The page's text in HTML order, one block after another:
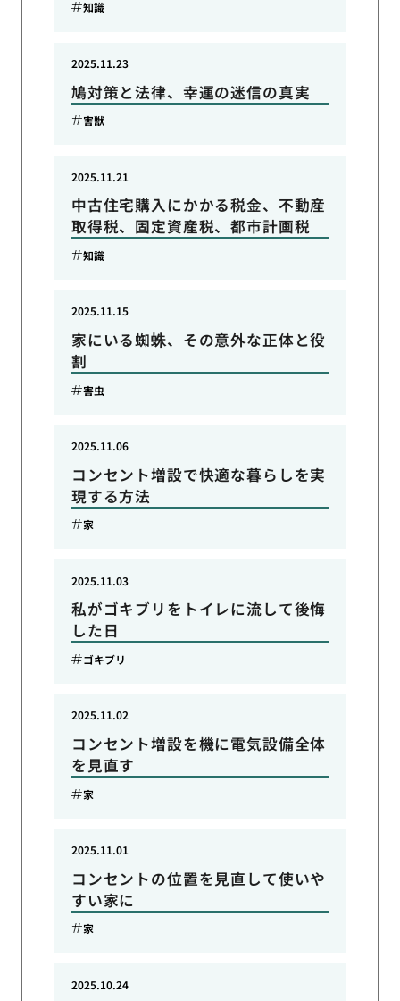
知識
鳩対策と法律、幸運の迷信の真実
2025.11.23
害獣
中古住宅購入にかかる税金、不動産
取得税、固定資産税、都市計画税
2025.11.21
知識
家にいる蜘蛛、その意外な正体と役
割
2025.11.15
害虫
コンセント増設で快適な暮らしを実
現する方法
2025.11.06
家
私がゴキブリをトイレに流して後悔
した日
2025.11.03
ゴキブリ
コンセント増設を機に電気設備全体
を見直す
2025.11.02
家
コンセントの位置を見直して使いや
すい家に
2025.11.01
家
2025.10.24